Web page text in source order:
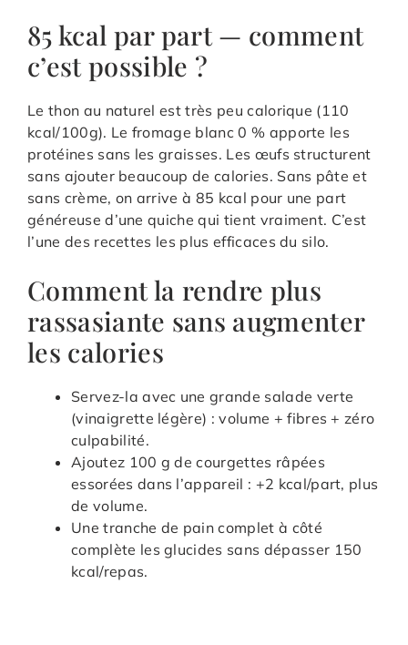
85 kcal par part — comment
c’est possible ?
Le thon au naturel est très peu calorique (110
kcal/100g). Le fromage blanc 0 % apporte les
protéines sans les graisses. Les œufs structurent
sans ajouter beaucoup de calories. Sans pâte et
sans crème, on arrive à 85 kcal pour une part
généreuse d’une quiche qui tient vraiment. C’est
l’une des recettes les plus efficaces du silo.
Comment la rendre plus
rassasiante sans augmenter
les calories
Servez-la avec une grande salade verte
(vinaigrette légère) : volume + fibres + zéro
culpabilité.
Ajoutez 100 g de courgettes râpées
essorées dans l’appareil : +2 kcal/part, plus
de volume.
Une tranche de pain complet à côté
complète les glucides sans dépasser 150
kcal/repas.